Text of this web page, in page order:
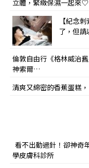
立體，緊緻保濕一起來♡
【紀念
了，但請
倫敦自由行《格林威治
神索爾…
清爽又綿密的香蕉蛋糕
看不出動過針！卻神奇
學皮膚科診所